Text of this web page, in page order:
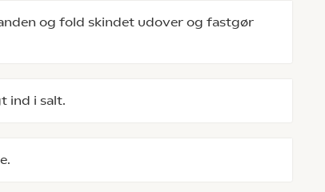
og fold skindet udover og fastgør
ind i salt.